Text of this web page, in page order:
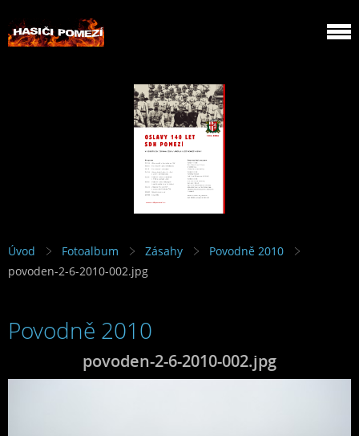
Úvod Fotoalbum Zásahy
Povodně 2010
povoden-2-6-2010-002.jpg
Povodně 2010
povoden-2-6-2010-002.jpg